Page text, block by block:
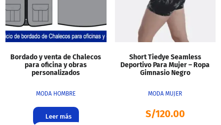
Bordado y venta de Chalecos
para oficina y obras
personalizados
MODA HOMBRE
Leer más
Short Tiedye Seamless
Deportivo Para Mujer – Ropa
Gimnasio Negro
MODA MUJER
S/120.00